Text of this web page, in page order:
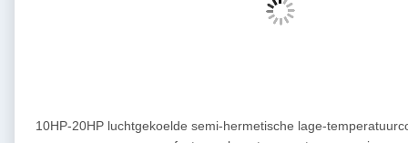
10HP-20HP luchtgekoelde semi-hermetische lage-